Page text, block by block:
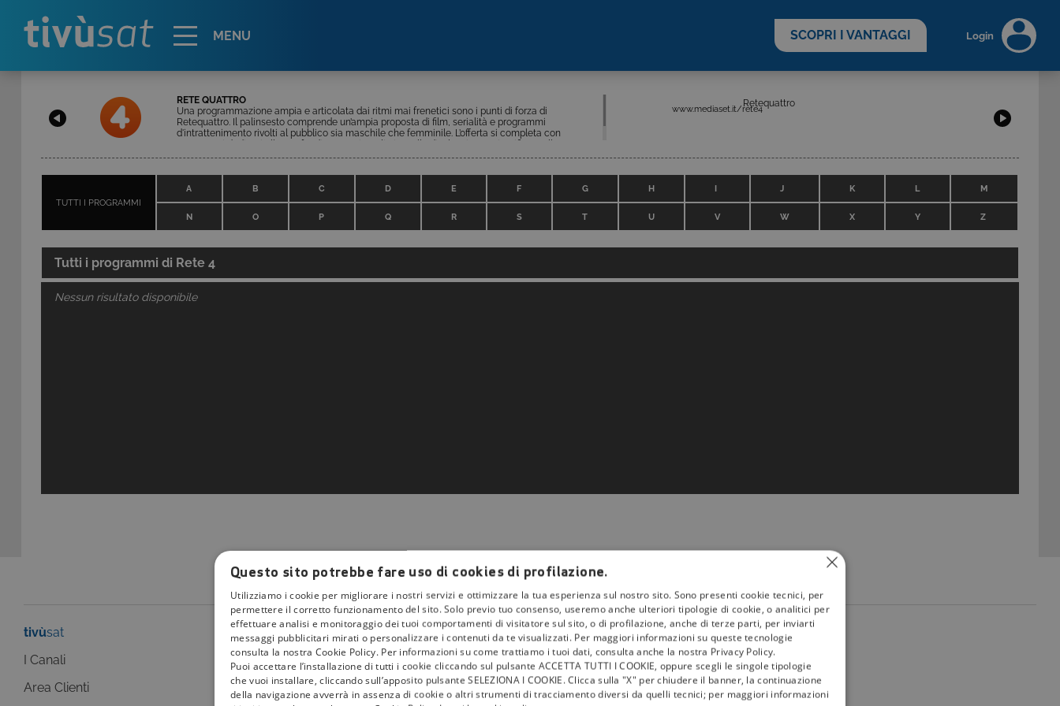
MENU SCOPRI I VANTAGGI Login
RETE QUATTRO
Una programmazione ampia e articolata dai ritmi mai frenetici sono i punti di forza di
Retequattro. Il palinsesto comprende un’ampia proposta di film, serialità e programmi
d'intrattenimento rivolti al pubblico sia maschile che femminile. L’offerta si completa con
riscoperta del territorio e della tradizione.
Retequattro
www.mediaset.it/rete4
TUTTI I PROGRAMMI
A B C D E F G H I J K L M
N O P Q R S T U V W X Y Z
Tutti i programmi di Rete 4
Nessun risultato disponibile
tivùsat
I Canali
Area Clienti
tivùla guida
I programmi
I canali
lativù
I Bollini
Info & News
mytivù
Questo sito potrebbe fare uso di cookies di profilazione.
Utilizziamo i cookie per migliorare i nostri servizi e ottimizzare la tua esperienza sul nostro sito. Sono presenti cookie tecnici, per
permettere il corretto funzionamento del sito. Solo previo tuo consenso, useremo anche ulteriori tipologie di cookie, o analitici per
effettuare analisi e monitoraggio dei tuoi comportamenti di visitatore sul sito, o di profilazione, anche di terze parti, per inviarti
messaggi pubblicitari mirati o personalizzare i contenuti da te visualizzati. Per maggiori informazioni su queste tecnologie
consulta la nostra Cookie Policy. Per informazioni su come trattiamo i tuoi dati, consulta anche la nostra Privacy Policy.
Puoi accettare l’installazione di tutti i cookie cliccando sul pulsante ACCETTA TUTTI I COOKIE, oppure scegli le singole tipologie
che vuoi installare, cliccando sull’apposito pulsante SELEZIONA I COOKIE. Clicca sulla "X" per chiudere il banner, la continuazione
della navigazione avverrà in assenza di cookie o altri strumenti di tracciamento diversi da quelli tecnici; per maggiori informazioni